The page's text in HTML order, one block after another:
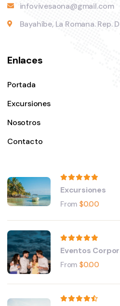
infovivesaona@gmail.com
Bayahíbe, La Romana. Rep.
Enlaces
Portada
Excursiones
Nosotros
Contacto
Excursiones
From $0.00
Eventos
From $0.00